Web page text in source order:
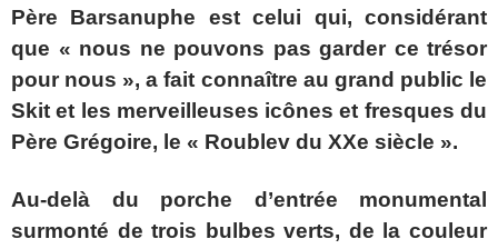
Père Barsanuphe est celui qui, considérant
que « nous ne pouvons pas garder ce trésor
pour nous », a fait connaître au grand public le
Skit et les merveilleuses icônes et fresques du
Père Grégoire, le « Roublev du XXe siècle ».
Au-delà du porche d’entrée monumental
surmonté de trois bulbes verts, de la couleur